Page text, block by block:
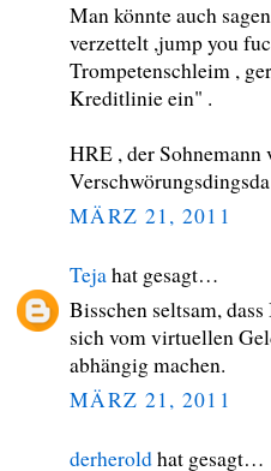
Man könnte auch
verzettelt ,jump you
Trompetenschleim ,
Kreditlinie ein" .
HRE , der
MÄRZ 21, 2011
Tejahat gesagt…
Bisschen seltsam,
sich vom virtuellen
abhängig machen.
MÄRZ 21, 2011
derheroldhat gesagt…